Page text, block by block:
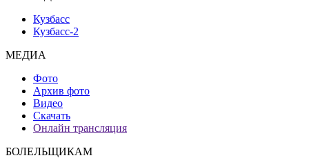
Кузбасс
Кузбасс-2
МЕДИА
Фото
Архив фото
Видео
Скачать
Онлайн трансляция
БОЛЕЛЬЩИКАМ